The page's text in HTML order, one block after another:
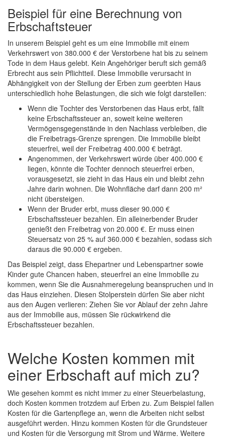
Beispiel für eine Berechnung von
Erbschaftsteuer
In unserem Beispiel geht es um eine Immobilie mit einem
Verkehrswert von 380.000 € der Verstorbene hat bis zu seinem
Tode in dem Haus gelebt. Kein Angehöriger beruft sich gemäß
Erbrecht aus sein Pflichtteil. Diese Immobilie verursacht in
Abhängigkeit von der Stellung der Erben zum geerbten Haus
unterschiedlich hohe Belastungen, die sich wie folgt darstellen:
Wenn die Tochter des Verstorbenen das Haus erbt, fällt
keine Erbschaftssteuer an, soweit keine weiteren
Vermögensgegenstände in den Nachlass verbleiben, die
die Freibetrags-Grenze sprengen. Die Immobilie bleibt
steuerfrei, weil der Freibetrag 400.000 € beträgt.
Angenommen, der Verkehrswert würde über 400.000 €
liegen, könnte die Tochter dennoch steuerfrei erben,
vorausgesetzt, sie zieht in das Haus ein und bleibt zehn
Jahre darin wohnen. Die Wohnfläche darf dann 200 m²
nicht übersteigen.
Wenn der Bruder erbt, muss dieser 90.000 €
Erbschaftssteuer bezahlen. Ein alleinerbender Bruder
genießt den Freibetrag von 20.000 €. Er muss einen
Steuersatz von 25 % auf 360.000 € bezahlen, sodass sich
daraus die 90.000 € ergeben.
Das Beispiel zeigt, dass Ehepartner und Lebenspartner sowie
Kinder gute Chancen haben, steuerfrei an eine Immobilie zu
kommen, wenn Sie die Ausnahmeregelung beanspruchen und in
das Haus einziehen. Diesen Stolperstein dürfen Sie aber nicht
aus den Augen verlieren: Ziehen Sie vor Ablauf der zehn Jahre
aus der Immobilie aus, müssen Sie rückwirkend die
Erbschaftssteuer bezahlen.
Welche Kosten kommen mit
einer Erbschaft auf mich zu?
Wie gesehen kommt es nicht immer zu einer Steuerbelastung,
doch Kosten kommen trotzdem auf Erben zu. Zum Beispiel fallen
Kosten für die Gartenpflege an, wenn die Arbeiten nicht selbst
ausgeführt werden. Hinzu kommen Kosten für die Grundsteuer
und Kosten für die Versorgung mit Strom und Wärme. Weitere